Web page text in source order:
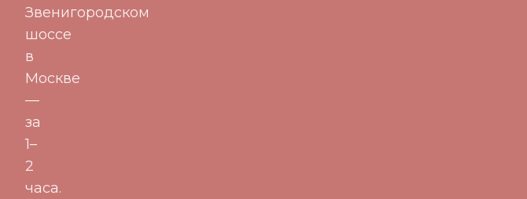
Звенигородском
шоссе
в
Москве
—
за
1–
2
часа.